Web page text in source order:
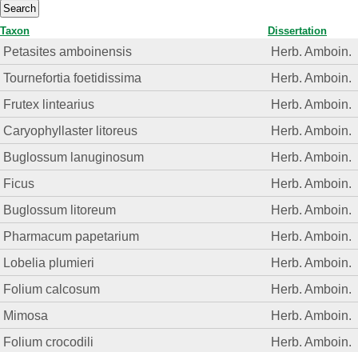
Taxon Dissertation
Petasites amboinensis
Herb. Amboin.
Tournefortia foetidissima
Herb. Amboin.
Frutex lintearius
Herb. Amboin.
Caryophyllaster litoreus
Herb. Amboin.
Buglossum lanuginosum
Herb. Amboin.
Ficus
Herb. Amboin.
Buglossum litoreum
Herb. Amboin.
Pharmacum papetarium
Herb. Amboin.
Lobelia plumieri
Herb. Amboin.
Folium calcosum
Herb. Amboin.
Mimosa
Herb. Amboin.
Folium crocodili
Herb. Amboin.